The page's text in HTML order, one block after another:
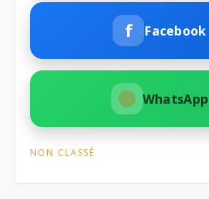
f Facebook
WhatsApp
NON CLASSÉ